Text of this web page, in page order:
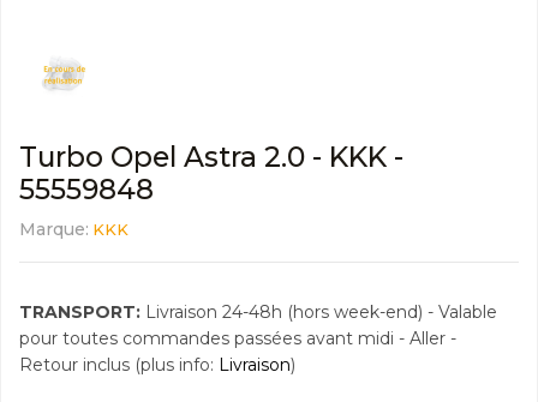
Turbo Opel Astra 2.0 - KKK -
55559848
Marque: KKK
TRANSPORT: Livraison 24-48h (hors week-end) - Valable
pour toutes commandes passées avant midi - Aller -
Retour inclus (plus info: Livraison)